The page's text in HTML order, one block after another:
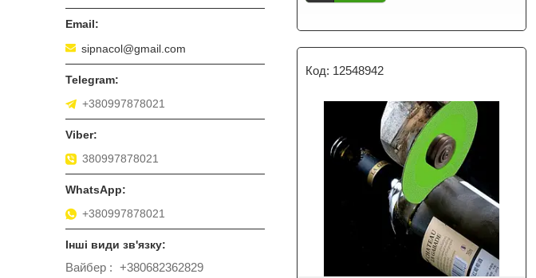
12548942
sipnacol@gmail.com
+380997878021
380997878021
+380997878021
Вайбер +380682362829